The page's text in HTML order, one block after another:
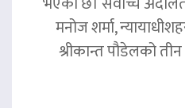
मनोज शर्मा,
श्रीकान्त पौडेलको